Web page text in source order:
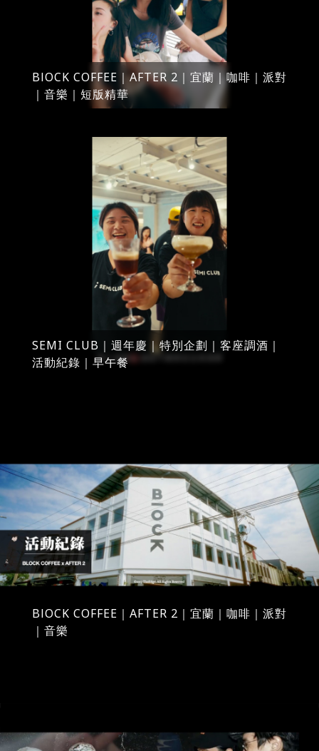
BlOCK COFFEE｜AFTER 2｜宜蘭｜咖啡｜派對
｜音樂｜短版精華
SEMI CLUB｜週年慶｜特別企劃｜客座調酒｜
活動紀錄｜早午餐
BlOCK COFFEE｜AFTER 2｜宜蘭｜咖啡｜派對
｜音樂